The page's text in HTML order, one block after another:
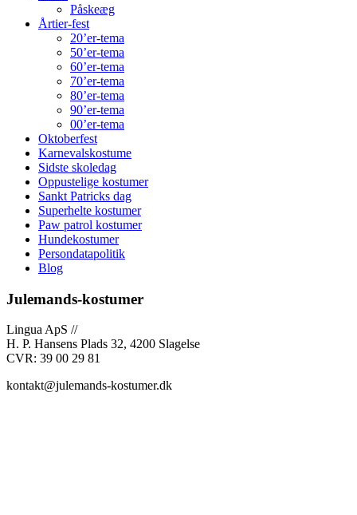
Påskeæg
Årtier-fest
20’er-tema
50’er-tema
60’er-tema
70’er-tema
80’er-tema
90’er-tema
00’er-tema
Oktoberfest
Karnevalskostume
Sidste skoledag
Oppustelige kostumer
Sankt Patricks dag
Superhelte kostumer
Paw patrol kostumer
Hundekostumer
Persondatapolitik
Blog
Julemands-kostumer
Lingua ApS //
H. P. Hansens Plads 32, 4200 Slagelse
CVR: 39 00 29 81
kontakt@julemands-kostumer.dk